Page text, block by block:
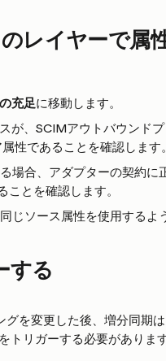
レイヤーで属
充足に移動します。
が、SCIMアウトバウンド
性であることを確認します。
場合、アダプターの契約に
とを確認します。
じソース属性を使用するよ
する
グを変更した後、増分同期
をトリガーする必要があります